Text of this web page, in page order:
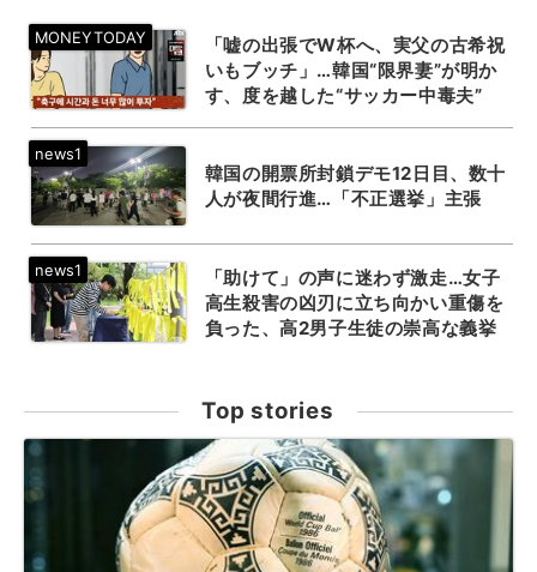
「嘘の出張でW杯へ、実父の古希祝
いもブッチ」…韓国“限界妻”が明か
す、度を越した“サッカー中毒夫”
韓国の開票所封鎖デモ12日目、数十
人が夜間行進…「不正選挙」主張
「助けて」の声に迷わず激走…女子
高生殺害の凶刃に立ち向かい重傷を
負った、高2男子生徒の崇高な義挙
Top stories